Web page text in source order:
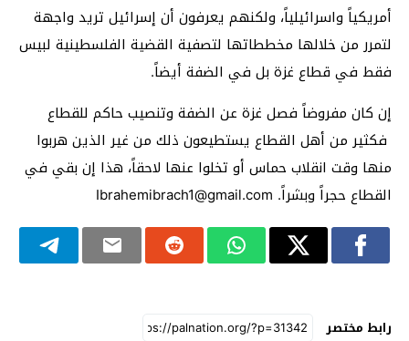
أمريكياً واسرائيلياً، ولكنهم يعرفون أن إسرائيل تريد واجهة
لتمرر من خلالها مخططاتها لتصفية القضية الفلسطينية لبيس
فقط في قطاع غزة بل في الضفة أيضاً.
إن كان مفروضاً فصل غزة عن الضفة وتنصيب حاكم للقطاع
فكثير من أهل القطاع يستطيعون ذلك من غير الذين هربوا
منها وقت انقلاب حماس أو تخلوا عنها لاحقاً، هذا إن بقي في
القطاع حجراً وبشراً. Ibrahemibrach1@gmail.com
رابط مختصر